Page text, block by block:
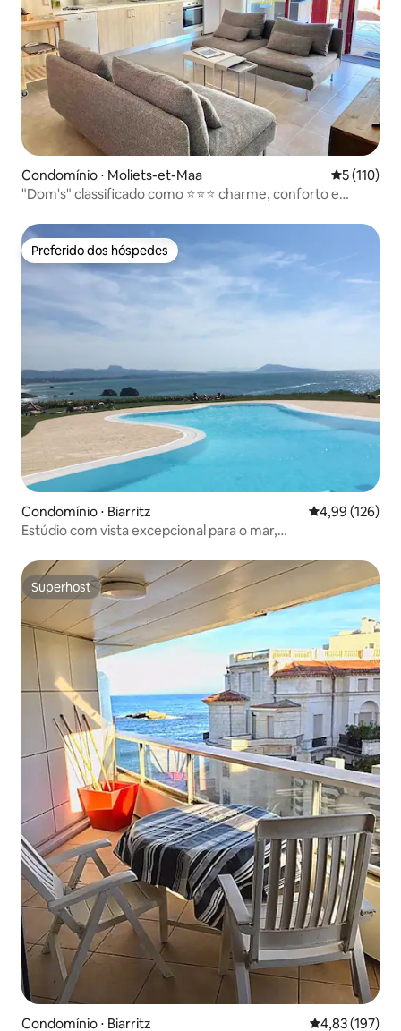
Condomínio ⋅ Moliets-et-Maa 5 de uma
5 (110)
"Dom's" classificado como ⭐️⭐️⭐️ charme, conforto e
Preferido dos hóspedes
Preferido dos hóspedes
Condomínio ⋅ Biarritz 4,99 de uma
4,99 (126)
Estúdio com vista excepcional para o mar,
Superhost
Superhost
Condomínio ⋅ Biarritz 4,83 de uma
4,83 (197)